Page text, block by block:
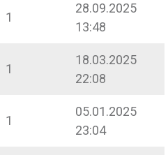
1
28.09.2025
13:48
1
18.03.2025
22:08
1
05.01.2025
23:04